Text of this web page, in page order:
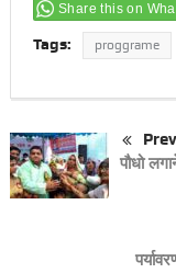
Share this on
Tags: proggrame
पौधो